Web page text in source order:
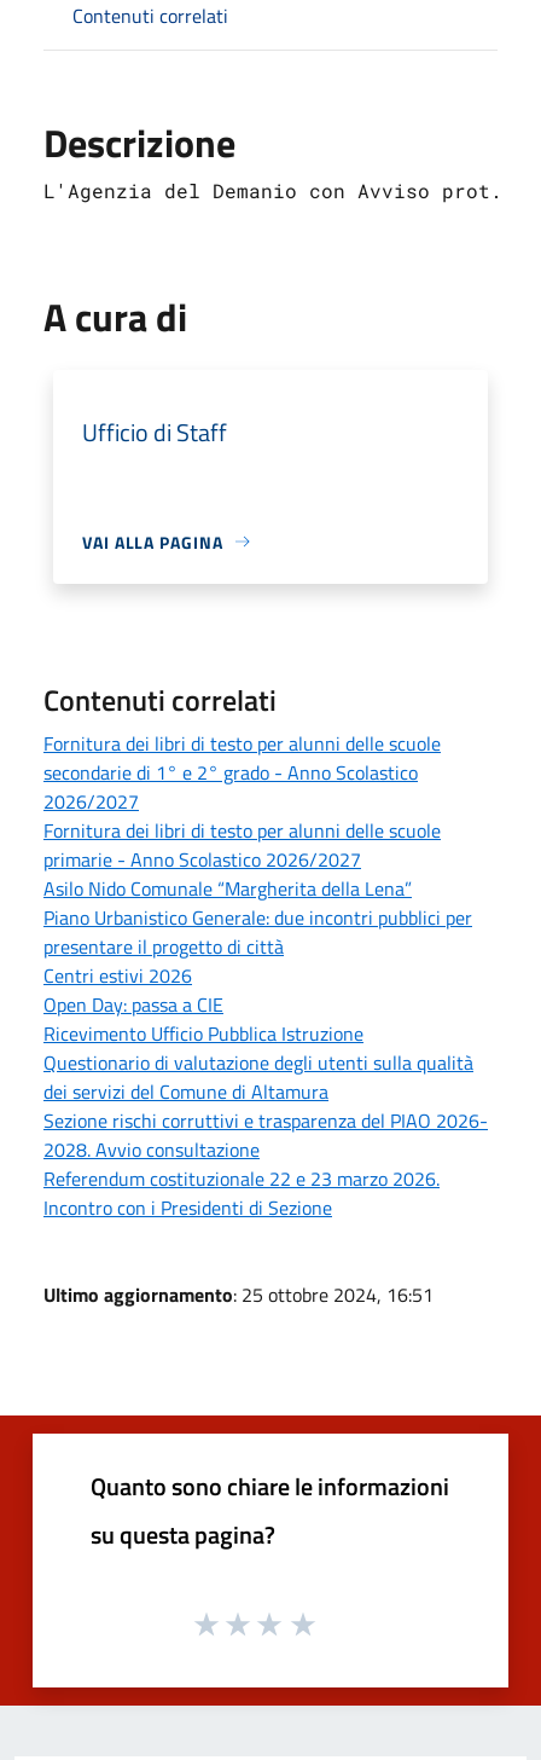
Contenuti correlati
Descrizione
L'Agenzia del Demanio con Avviso
A cura di
Ufficio di Staff
VAI ALLA PAGINA
Contenuti correlati
Fornitura dei libri di testo per alunni delle scuole
secondarie di 1° e 2° grado - Anno Scolastico
2026/2027
Fornitura dei libri di testo per alunni delle scuole
primarie - Anno Scolastico 2026/2027
Asilo Nido Comunale “Margherita della Lena”
Piano Urbanistico Generale: due incontri pubblici per
presentare il progetto di città
Centri estivi 2026
Open Day: passa a CIE
Ricevimento Ufficio Pubblica Istruzione
Questionario di valutazione degli utenti sulla qualità
dei servizi del Comune di Altamura
Sezione rischi corruttivi e trasparenza del PIAO 2026-
2028. Avvio consultazione
Referendum costituzionale 22 e 23 marzo 2026.
Incontro con i Presidenti di Sezione
Ultimo aggiornamento: 25 ottobre 2024, 16:51
Quanto sono chiare le informazioni
su questa pagina?